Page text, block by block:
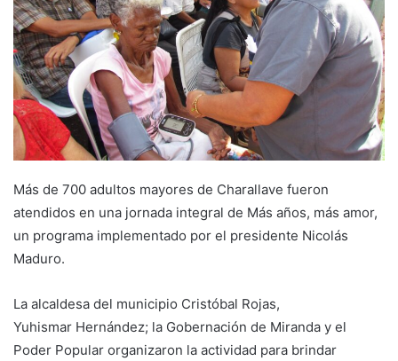
Más de 700 adultos mayores de Charallave fueron
atendidos en una jornada integral de Más años, más amor,
un programa implementado por el presidente Nicolás
Maduro.
La alcaldesa del municipio Cristóbal Rojas,
Yuhismar Hernández; la Gobernación de Miranda y el
Poder Popular organizaron la actividad para brindar